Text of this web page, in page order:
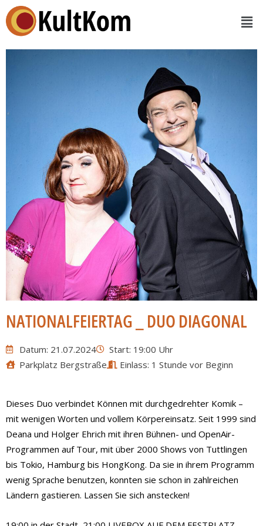
NATIONALFEIERTAG _ DUO DIAGONAL
Datum: 21.07.2024
Start: 19:00 Uhr
Parkplatz Bergstraße
Einlass: 1 Stunde vor Beginn
Dieses Duo verbindet Können mit durchgedrehter Komik –
mit wenigen Worten und vollem Körpereinsatz. Seit 1999 sind
Deana und Holger Ehrich mit ihren Bühnen- und OpenAir-
Programmen auf Tour, mit über 2000 Shows von Tuttlingen
bis Tokio, Hamburg bis HongKong. Da sie in ihrem Programm
wenig Sprache benutzen, konnten sie schon in zahlreichen
Ländern gastieren. Lassen Sie sich anstecken!